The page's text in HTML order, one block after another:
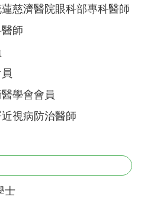
慈濟醫院眼科部專科醫師
師
學會會員
視病防治醫師
士